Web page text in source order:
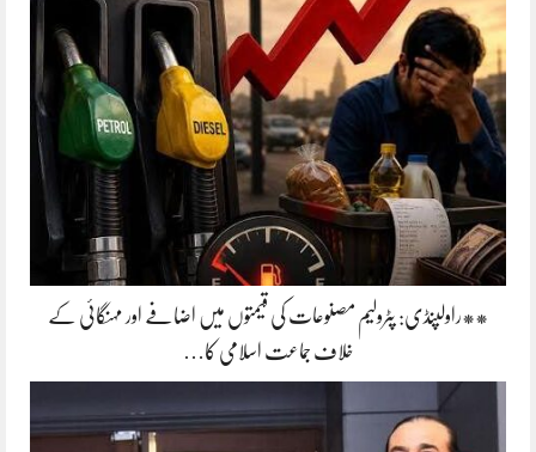
**راولپنڈی: پٹرولیم مصنوعات کی قیمتوں میں اضافے اور مہنگائی کے
خلاف جماعت اسلامی کا…